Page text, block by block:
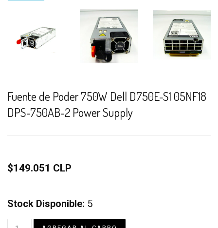
Fuente de Poder 750W Dell D750E-S1 05NF18
DPS-750AB-2 Power Supply
$149.051 CLP
Stock Disponible: 5